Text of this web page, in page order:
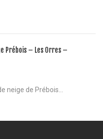
Prébois – Les Orres –
de Prébois...